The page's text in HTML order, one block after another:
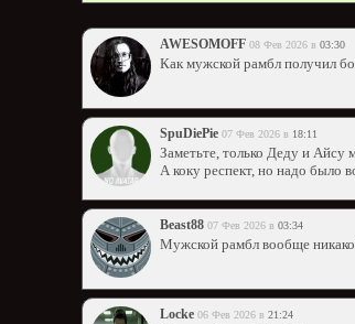
AWESOMOFF 08 Фев 2026 в 03:30
Как мужской рамбл получил
SpuDiePie 07 Фев 2026 в 18:11
Заметьте, только Деду и Айсу
А коку респект, но надо было
Beast88 07 Фев 2026 в 03:34
Мужской рамбл вообще
Locke 06 Фев 2026 в 21:24